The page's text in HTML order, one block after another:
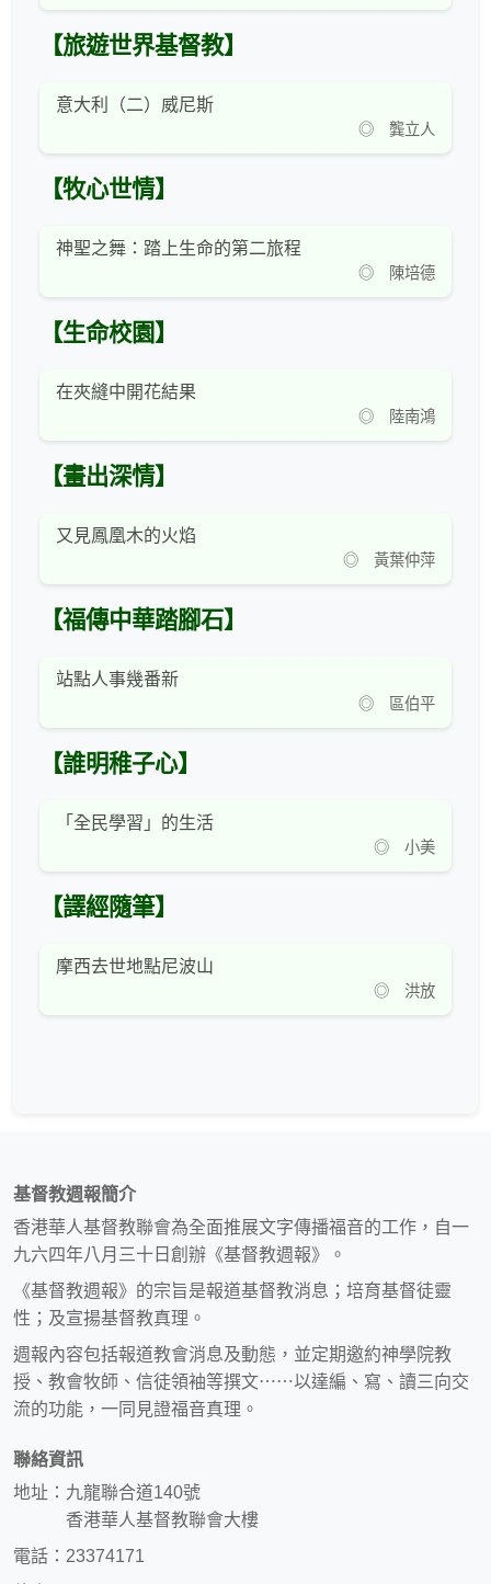
【旅遊世界基督教】
意大利（二）威尼斯
◎ 龔立人
【牧心世情】
神聖之舞：踏上生命的第二旅程
◎ 陳培德
【生命校園】
在夾縫中開花結果
◎ 陸南鴻
【畫出深情】
又見鳳凰木的火焰
◎ 黃葉仲萍
【福傳中華踏腳石】
站點人事幾番新
◎ 區伯平
【誰明稚子心】
「全民學習」的生活
◎ 小美
【譯經隨筆】
摩西去世地點尼波山
◎ 洪放
基督教週報簡介
香港華人基督教聯會為全面推展文字傳播福音的工作，自一
九六四年八月三十日創辦《基督教週報》。
《基督教週報》的宗旨是報道基督教消息；培育基督徒靈
性；及宣揚基督教真理。
週報內容包括報道教會消息及動態，並定期邀約神學院教
授、教會牧師、信徒領袖等撰文⋯⋯以達編、寫、讀三向交
流的功能，一同見證福音真理。
聯絡資訊
地址：九龍聯合道140號
香港華人基督教聯會大樓
電話：23374171